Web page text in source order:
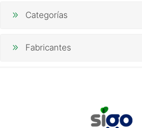
Categorías
Fabricantes